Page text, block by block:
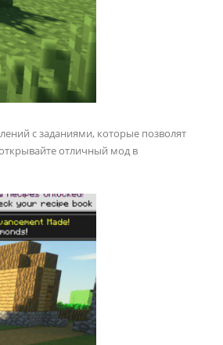
с заданиями, которые позволят
отличный мод в